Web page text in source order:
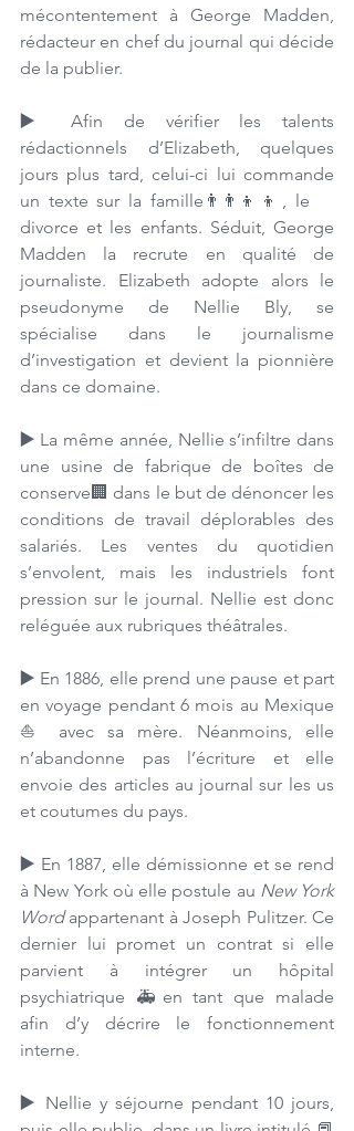
mécontentement à George Madden,
rédacteur en chef du journal qui décide
de la publier.
▶️ Afin de vérifier les talents
rédactionnels d’Elizabeth, quelques
jours plus tard, celui-ci lui commande
un texte sur la famille👨‍👨‍👦‍👦, le
divorce et les enfants. Séduit, George
Madden la recrute en qualité de
journaliste. Elizabeth adopte alors le
pseudonyme de Nellie Bly, se
spécialise dans le journalisme
d’investigation et devient la pionnière
dans ce domaine.
▶️ La même année, Nellie s’infiltre dans
une usine de fabrique de boîtes de
conserve🏢 dans le but de dénoncer les
conditions de travail déplorables des
salariés. Les ventes du quotidien
s’envolent, mais les industriels font
pression sur le journal. Nellie est donc
reléguée aux rubriques théâtrales.
▶️ En 1886, elle prend une pause et part
en voyage pendant 6 mois au Mexique
⛵️ avec sa mère. Néanmoins, elle
n’abandonne pas l’écriture et elle
envoie des articles au journal sur les us
et coutumes du pays.
▶️ En 1887, elle démissionne et se rend
à New York où elle postule au New York
Word appartenant à Joseph Pulitzer. Ce
dernier lui promet un contrat si elle
parvient à intégrer un hôpital
psychiatrique 🚑en tant que malade
afin d’y décrire le fonctionnement
interne.
▶️ Nellie y séjourne pendant 10 jours,